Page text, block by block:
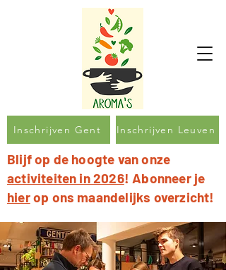
Inschrijven Gent Inschrijven Leuven
Blijf op de hoogte van onze
activiteiten in 2026! Abonneer je
hierop ons maandelijks overzicht!